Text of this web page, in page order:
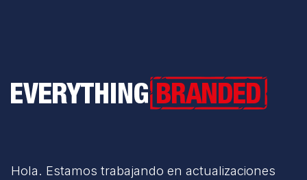
Everything Branded
Hola. Estamos trabajando en actualizaciones